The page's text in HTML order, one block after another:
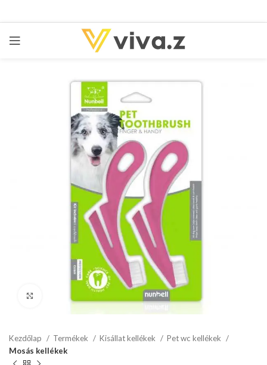
kattints a kinagyításhoz
Kezdőlap Termékek Kisállat kellékek
Pet wc kellékek
Mosás kellékek